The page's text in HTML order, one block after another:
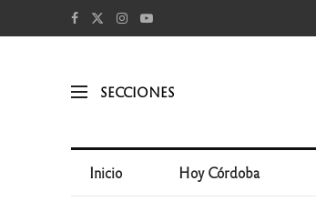
SECCIONES
Inicio Hoy Córdoba